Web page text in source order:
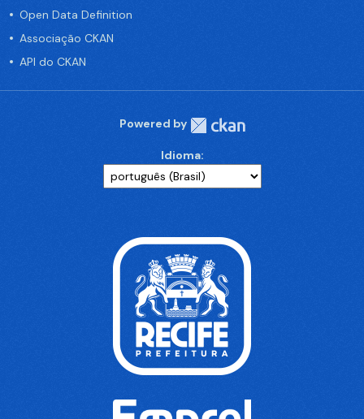
Open Data Definition
Associação CKAN
API do CKAN
Powered by
Idioma